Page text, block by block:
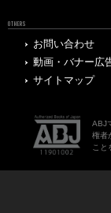
OTHERS
お問い合わせ
動画・バナー広
サイトマップ
ABJ
権者
こと